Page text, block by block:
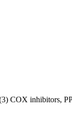
COX inhibitors,